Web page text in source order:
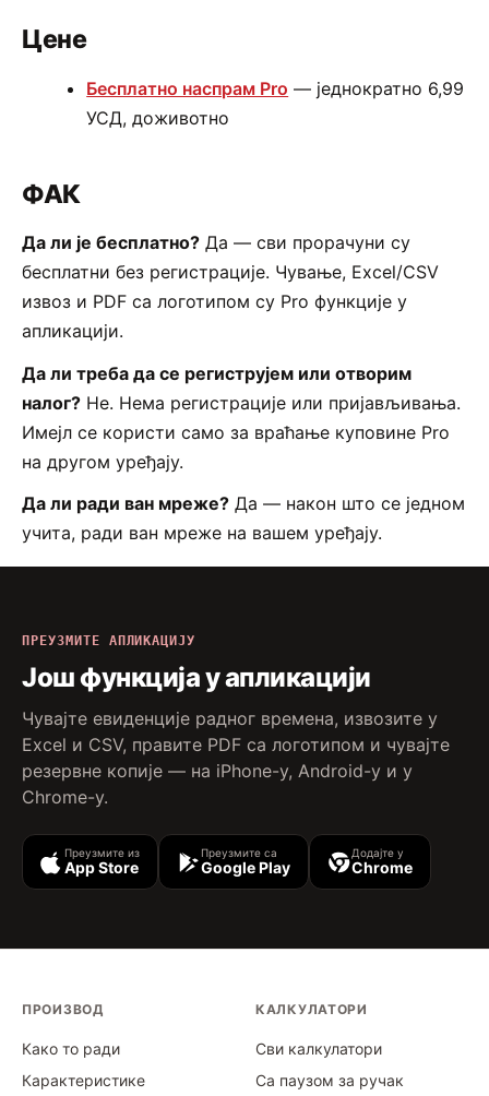
Цене
Бесплатно наспрам Pro — једнократно 6,99
УСД, доживотно
ФАК
Да ли је бесплатно? Да — сви прорачуни су
бесплатни без регистрације. Чување, Excel/CSV
извоз и PDF са логотипом су Pro функције у
апликацији.
Да ли треба да се региструјем или отворим
налог? Не. Нема регистрације или пријављивања.
Имејл се користи само за враћање куповине Pro
на другом уређају.
Да ли ради ван мреже? Да — након што се једном
учита, ради ван мреже на вашем уређају.
ПРЕУЗМИТЕ АПЛИКАЦИЈУ
Још функција у апликацији
Чувајте евиденције радног времена, извозите у
Excel и CSV, правите PDF са логотипом и чувајте
резервне копије — на iPhone-у, Android-у и у
Chrome-у.
Преузмите из
App Store
Преузмите са
Google Play
Додајте у
Chrome
ПРОИЗВОД
Како то ради
Карактеристике
КАЛКУЛАТОРИ
Сви калкулатори
Са паузом за ручак